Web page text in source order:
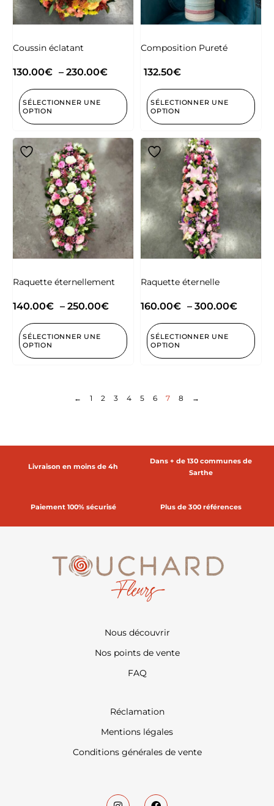
Coussin éclatant
130.00€ – 230.00€
SÉLECTIONNER UNE
OPTION
Composition Pureté
132.50€
SÉLECTIONNER UNE
OPTION
Raquette éternellement
140.00€ – 250.00€
SÉLECTIONNER UNE
OPTION
Raquette éternelle
160.00€ – 300.00€
SÉLECTIONNER UNE
OPTION
← 1 2 3 4 5 6 7 8 →
Livraison en moins de 4h
Dans + de 130 communes de
Sarthe
Paiement 100% sécurisé Plus de 300 références
Nous découvrir
Nos points de vente
FAQ
Réclamation
Mentions légales
Conditions générales de vente